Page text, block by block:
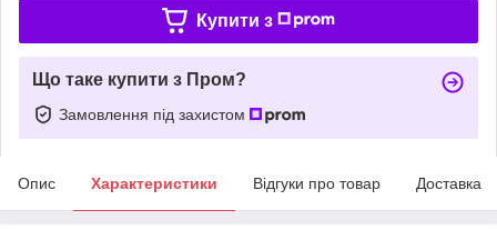
Купити з
Що таке купити з Пром?
Замовлення під захистом
Опис Характеристики Відгуки про товар Доставка